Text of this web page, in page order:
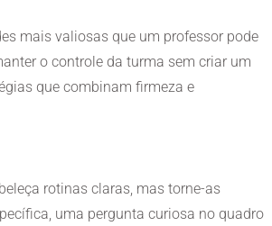
mais valiosas que um professor pode
o controle da turma sem criar um
que combinam firmeza e
rotinas claras, mas torne-as
uma pergunta curiosa no quadro